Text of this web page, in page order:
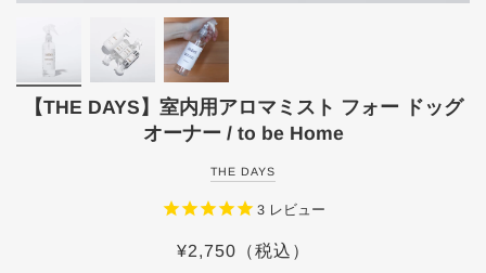
【THE DAYS】室内用アロマミスト フォー ドッグ
オーナー / to be Home
THE DAYS
3レビュー
¥2,750 （税込）